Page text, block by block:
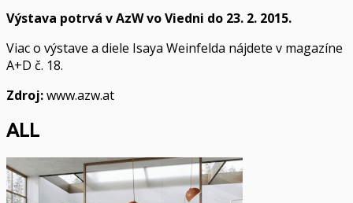
Výstava potrvá v AzW vo Viedni do 23. 2. 2015.
Viac o výstave a diele Isaya Weinfelda nájdete v magazíne
A+D č. 18.
Zdroj:www.azw.at
ALL